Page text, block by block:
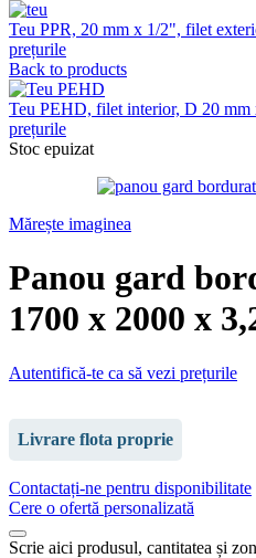
Teu PPR, 20 mm x 1/2", filet
prețurile
Back to products
Teu PEHD, filet interior, D 20 mm
prețurile
Stoc epuizat
Mărește imaginea
Panou gard
1700 x 2000 x
Autentifică-te ca să vezi prețurile
Livrare flota proprie
Contactați-ne pentru disponibilitate
Cere o ofertă personalizată
Scrie aici produsul, cantitatea și